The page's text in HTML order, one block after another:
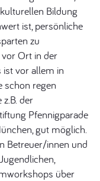
Bildung
ist, persönliche
zu
Ort in der
ist vor allem in
schon regen
der
Pfennigparade
gut möglich.
Betreuer/innen und
über